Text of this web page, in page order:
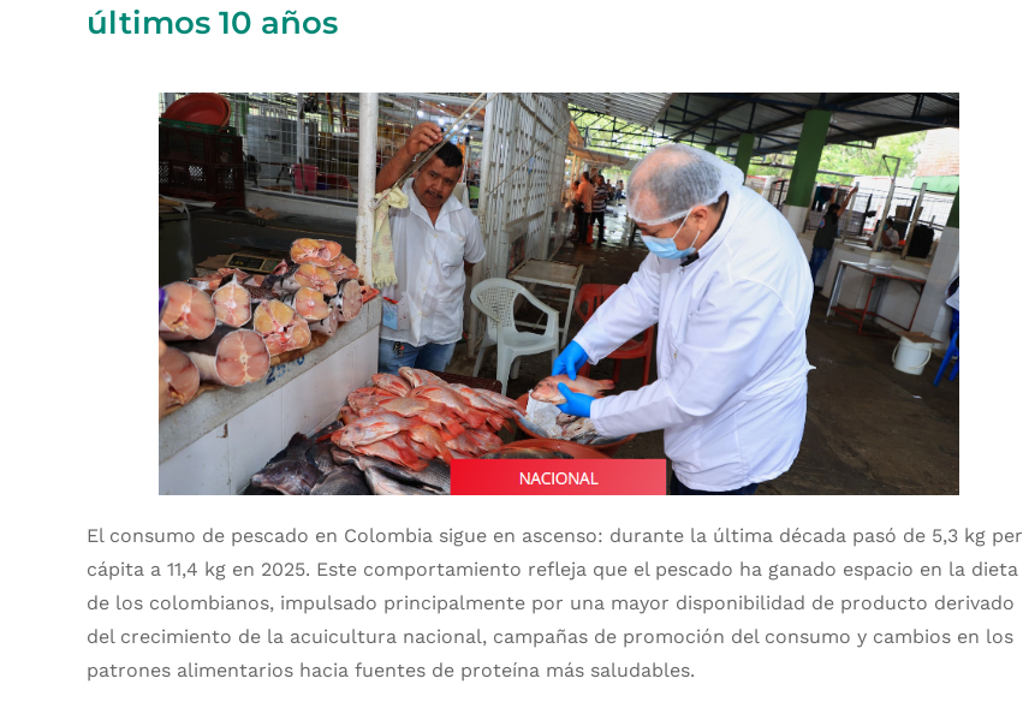
últimos 10 años
El consumo de pescado en Colombia sigue en ascenso: durante la última década pasó de 5,3 kg per
cápita a 11,4 kg en 2025. Este comportamiento refleja que el pescado ha ganado espacio en la dieta
de los colombianos, impulsado principalmente por una mayor disponibilidad de producto derivado
del crecimiento de la acuicultura nacional, campañas de promoción del consumo y cambios en los
patrones alimentarios hacia fuentes de proteína más saludables.